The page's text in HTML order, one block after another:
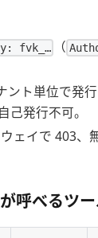
fvk_… （
ト単位で発行
己発行不可。
ェイで 403、
呼べるツー